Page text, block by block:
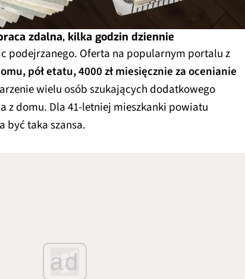
zdalna, kilka godzin dziennie
podejrzanego. Oferta na popularnym portalu z
pół etatu, 4000 zł miesięcznie za ocenianie
wielu osób szukających dodatkowego
z domu. Dla 41-letniej mieszkanki powiatu
być taka szansa.
ad